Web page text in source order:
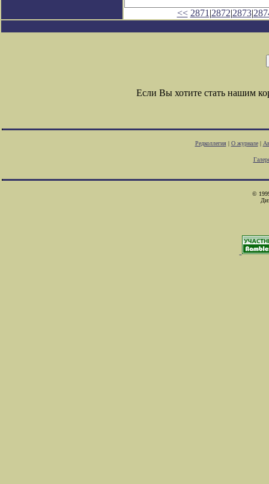
<< 2871 |2872|2873|
Если Вы хотите стать нашим
Редколлегия| О журнале|
©